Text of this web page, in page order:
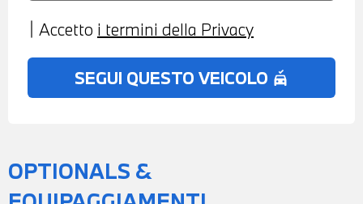
EMERGENZA - CLIMATIZZATORE
AUTOMATICO BIZONA - SEDILI
ANTERIORI RISCALDABILI - POSSIBILITA'
IMPORTO
Accetto i termini della Privacy
SEGUI QUESTO VEICOLO no_crash
OPTIONALS &